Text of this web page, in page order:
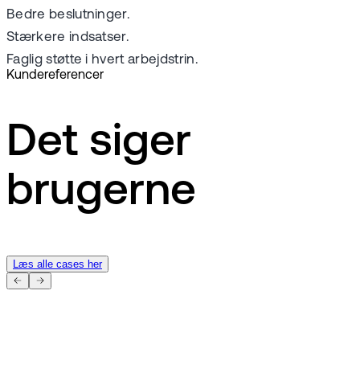
Bedre beslutninger.
Stærkere indsatser.
Faglig støtte i hvert arbejdstrin.
Kundereferencer
Det siger
brugerne
Læs alle cases her